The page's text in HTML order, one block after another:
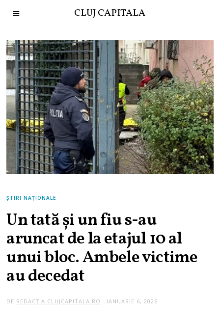
CLUJ CAPITALA
ȘTIRI NAȚIONALE
Un tată și un fiu s-au
aruncat de la etajul 10 al
unui bloc. Ambele victime
au decedat
DE REDACȚIA CLUJCAPITALA.RO IANUARIE 6, 2026